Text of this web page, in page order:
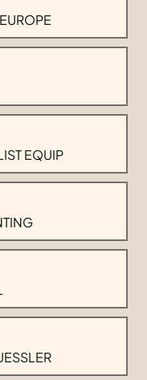
EQUIP